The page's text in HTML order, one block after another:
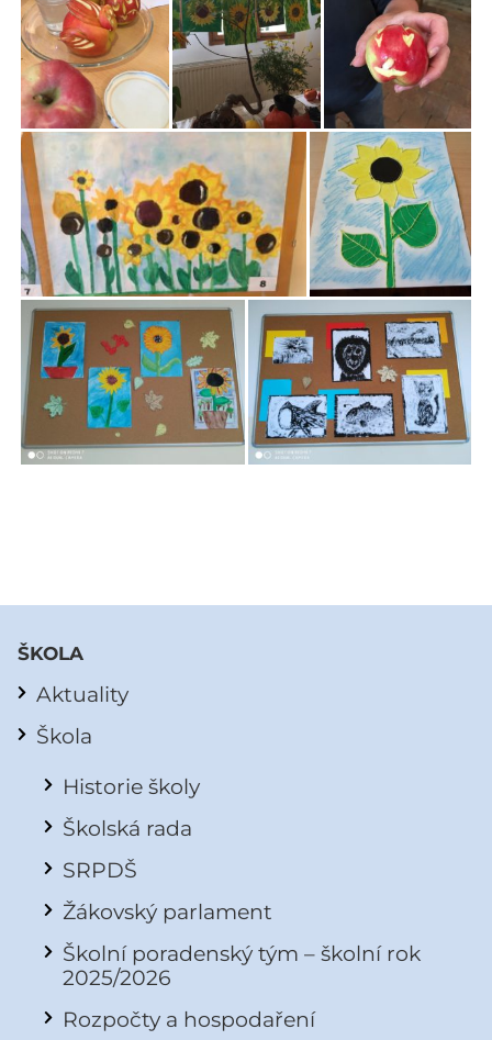
ŠKOLA
Aktuality
Škola
Historie školy
Školská rada
SRPDŠ
Žákovský parlament
Školní poradenský tým – školní rok
2025/2026
Rozpočty a hospodaření